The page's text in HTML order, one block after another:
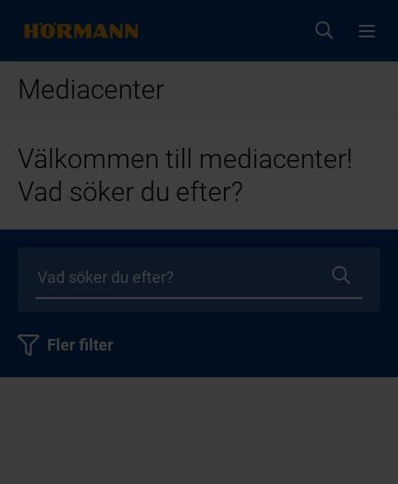
Mediacenter
Välkommen till mediacenter!
Vad söker du efter?
Fler filter